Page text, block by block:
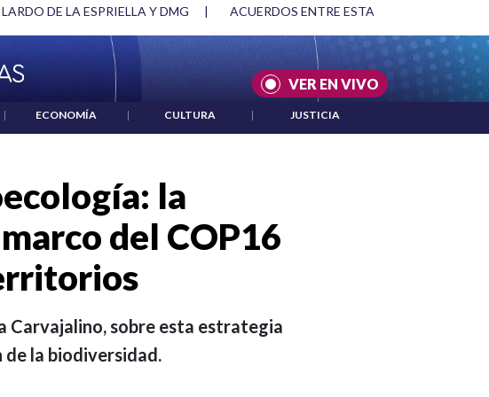
DE LA ESPRIELLA Y DMG | ACUERDOS ENTRE ESTADOS UNIDOS E
VER EN VIVO
| ECONOMÍA | CULTURA | JUSTICIA
la
del COP16
Carvajalino, sobre esta estrategia
la biodiversidad.